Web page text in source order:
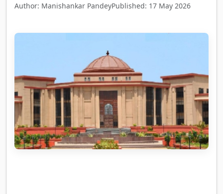
Author: Manishankar PandeyPublished: 17 May 2026